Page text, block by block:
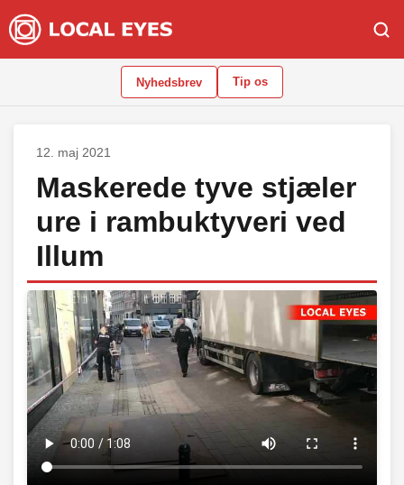
Nyhedsbrev Tip os
12. maj 2021
Maskerede tyve stjæler
ure i rambuktyveri ved
Illum